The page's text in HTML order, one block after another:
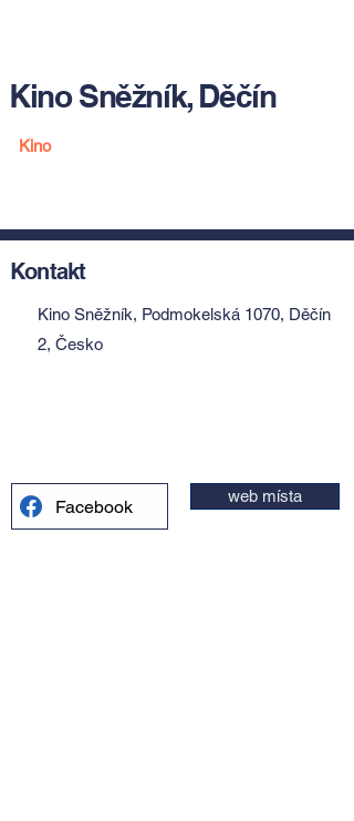
Kino Sněžník, Děčín
Kino
Kontakt
Kino Sněžník, Podmokelská 1070, Děčín
2, Česko
Facebook web místa